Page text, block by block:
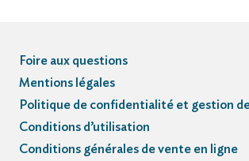
Foire aux questions
Mentions légales
Politique de confidentialité et gestion
Conditions d’utilisation
Conditions générales de vente en ligne